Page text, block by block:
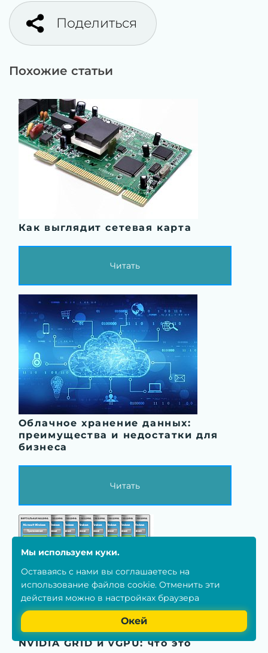
Поделиться
Похожие статьи
Как выглядит сетевая карта
Читать
Облачное хранение данных:
преимущества и недостатки для
бизнеса
Читать
NVIDIA GRID и vGPU: что это
Мы используем куки.
Оставаясь с нами вы соглашаетесь на
использование файлов cookie. Отменить эти
действия можно в настройках браузера
Окей